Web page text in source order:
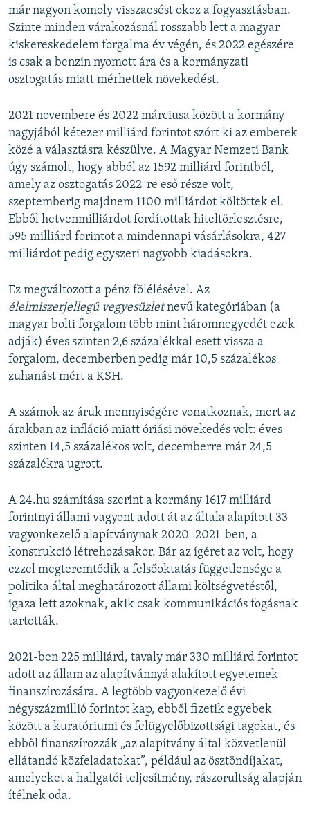
már nagyon komoly visszaesést okoz a fogyasztásban.
Szinte minden várakozásnál rosszabb lett a magyar
kiskereskedelem forgalma év végén, és 2022 egészére
is csak a benzin nyomott ára és a kormányzati
osztogatás miatt mérhettek növekedést.
2021 novembere és 2022 márciusa között a kormány
nagyjából kétezer milliárd forintot szórt ki az emberek
közé a választásra készülve. A Magyar Nemzeti Bank
úgy számolt, hogy abból az 1592 milliárd forintból,
amely az osztogatás 2022-re eső része volt,
szeptemberig majdnem 1100 milliárdot költöttek el.
Ebből hetvenmilliárdot fordítottak hiteltörlesztésre,
595 milliárd forintot a mindennapi vásárlásokra, 427
milliárdot pedig egyszeri nagyobb kiadásokra.
Ez megváltozott a pénz fölélésével. Az
élelmiszerjellegű vegyesüzletnevű kategóriában (a
magyar bolti forgalom több mint háromnegyedét ezek
adják) éves szinten 2,6 százalékkal esett vissza a
forgalom, decemberben pedig már 10,5 százalékos
zuhanást mért a KSH.
A számok az áruk mennyiségére vonatkoznak, mert az
árakban az infláció miatt óriási növekedés volt: éves
szinten 14,5 százalékos volt, decemberre már 24,5
százalékra ugrott.
A 24.hu számítása szerint a kormány 1617 milliárd
forintnyi állami vagyont adott át az általa alapított 33
vagyonkezelő alapítványnak 2020–2021-ben, a
konstrukció létrehozásakor. Bár az ígéret az volt, hogy
ezzel megteremtődik a felsőoktatás függetlensége a
politika által meghatározott állami költségvetéstől,
igaza lett azoknak, akik csak kommunikációs fogásnak
tartották.
2021-ben 225 milliárd, tavaly már 330 milliárd forintot
adott az állam az alapítvánnyá alakított egyetemek
finanszírozására. A legtöbb vagyonkezelő évi
négyszázmillió forintot kap, ebből fizetik egyebek
között a kuratóriumi és felügyelőbizottsági tagokat, és
ebből finanszírozzák „az alapítvány által közvetlenül
ellátandó közfeladatokat”, például az ösztöndíjakat,
amelyeket a hallgatói teljesítmény, rászorultság alapján
ítélnek oda.